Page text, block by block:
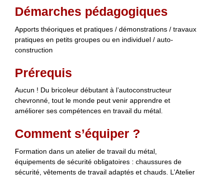
Démarches pédagogiques
Apports théoriques et pratiques / démonstrations / travaux
pratiques en petits groupes ou en individuel / auto-
construction
Prérequis
Aucun ! Du bricoleur débutant à l’autoconstructeur
chevronné, tout le monde peut venir apprendre et
améliorer ses compétences en travail du métal.
Comment s’équiper ?
Formation dans un atelier de travail du métal,
équipements de sécurité obligatoires : chaussures de
sécurité, vêtements de travail adaptés et chauds. L’Atelier